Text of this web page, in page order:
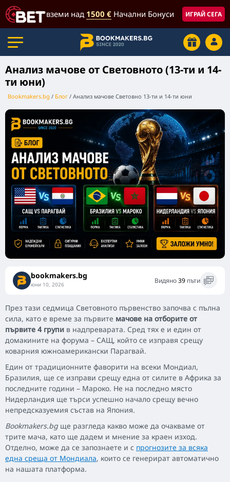
вземи над 1500 € Начални Бонуси ИГРАЙ СЕГА
Анализ мачове от Световното (13-ти и 14-
ти юни)
Bookmakers.bg Блог Анализ мачове Световно 13-ти и 14-ти юни
bookmakers.bg
юни 10, 2026 Видяно39 пъти
През тази седмица Световното първенство започва с пълна
сила, като е време за първите мачове на отборите от
първите 4 групи в надпреварата. Сред тях е и един от
домакините на форума – САЩ, който се изправя срещу
коварния южноамерикански Парагвай.
Един от традиционните фаворити на всеки Мондиал,
Бразилия, ще се изправи срещу една от силите в Африка за
последните години – Мароко. Не на последно място
Нидерландия ще търси успешно начало срещу вечно
непредсказуемия състав на Япония.
Bookmakers.bg ще разгледа какво може да очакваме от
трите мача, като ще дадем и мнение за краен изход.
Отделно, може да се запознаете и с прогнозите за всяка
една среща от Мондиала, които се генерират автоматично
на нашата платформа.